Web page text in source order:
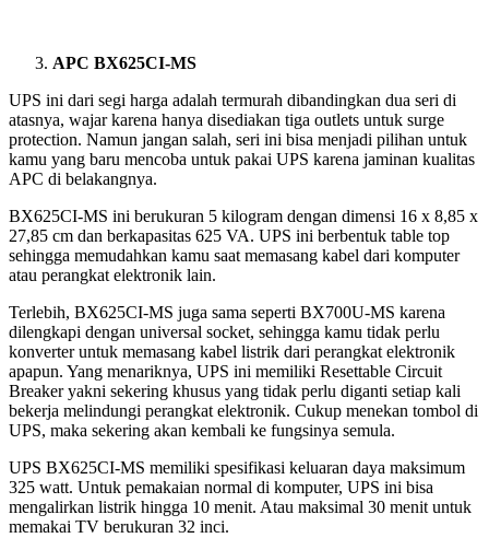
APC BX625CI-MS
UPS ini dari segi harga adalah termurah dibandingkan dua seri di
atasnya, wajar karena hanya disediakan tiga outlets untuk surge
protection. Namun jangan salah, seri ini bisa menjadi pilihan untuk
kamu yang baru mencoba untuk pakai UPS karena jaminan kualitas
APC di belakangnya.
BX625CI-MS ini berukuran 5 kilogram dengan dimensi 16 x 8,85 x
27,85 cm dan berkapasitas 625 VA. UPS ini berbentuk table top
sehingga memudahkan kamu saat memasang kabel dari komputer
atau perangkat elektronik lain.
Terlebih, BX625CI-MS juga sama seperti BX700U-MS karena
dilengkapi dengan universal socket, sehingga kamu tidak perlu
konverter untuk memasang kabel listrik dari perangkat elektronik
apapun. Yang menariknya, UPS ini memiliki Resettable Circuit
Breaker yakni sekering khusus yang tidak perlu diganti setiap kali
bekerja melindungi perangkat elektronik. Cukup menekan tombol di
UPS, maka sekering akan kembali ke fungsinya semula.
UPS BX625CI-MS memiliki spesifikasi keluaran daya maksimum
325 watt. Untuk pemakaian normal di komputer, UPS ini bisa
mengalirkan listrik hingga 10 menit. Atau maksimal 30 menit untuk
memakai TV berukuran 32 inci.